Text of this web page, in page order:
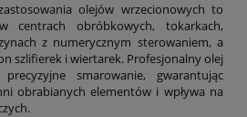
olejów wrzecionowych to
centrach obróbkowych, tokarkach,
z numerycznym sterowaniem, a
szlifierek i wiertarek. Profesjonalny olej
smarowanie, gwarantując
obrabianych elementów i wpływa na